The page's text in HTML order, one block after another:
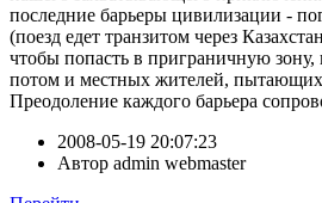
последние барьеры цивилизации -
(поезд едет транзитом через
чтобы попасть в приграничную
потом и местных жителей,
Преодоление каждого барьера
2008-05-19 20:07:23
Автор admin webmaster